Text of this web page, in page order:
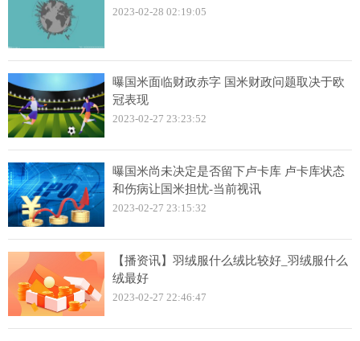
2023-02-28 02:19:05
曝国米面临财政赤字 国米财政问题取决于欧
冠表现
2023-02-27 23:23:52
曝国米尚未决定是否留下卢卡库 卢卡库状态
和伤病让国米担忧-当前视讯
2023-02-27 23:15:32
【播资讯】羽绒服什么绒比较好_羽绒服什么
绒最好
2023-02-27 22:46:47